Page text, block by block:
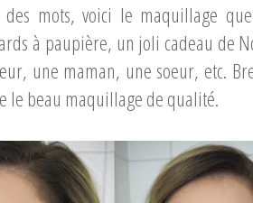
mots, voici le maquillage
à paupière, un joli cadeau de
une maman, une soeur, etc.
le beau maquillage de qualité.